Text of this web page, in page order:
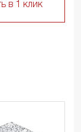
в 1 клик